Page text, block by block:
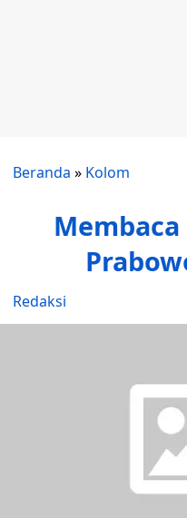
Beranda » Kolom
Redaksi